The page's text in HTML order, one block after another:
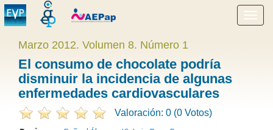
menú
Marzo 2012. Volumen 8. Número 1
El consumo de chocolate podría
disminuir la incidencia de algunas
enfermedades cardiovasculares
Valoración: 0 (0 Votos)